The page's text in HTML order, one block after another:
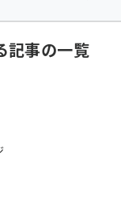
利の絆～ (2304)
ヒント集！ (2017)
記事の一覧